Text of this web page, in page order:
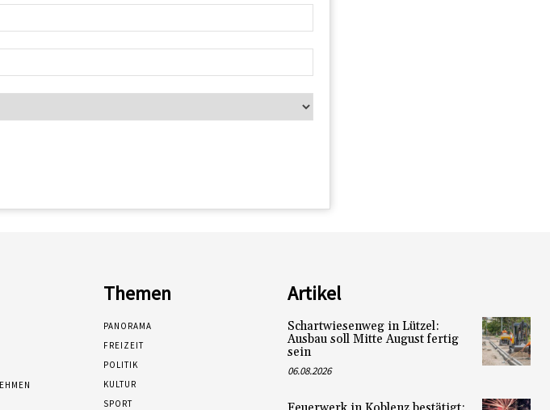
Themen
PANORAMA
FREIZEIT
POLITIK
KULTUR
SPORT
Artikel
Schartwiesenweg in Lützel:
Ausbau soll Mitte August fertig
sein
06.08.2026